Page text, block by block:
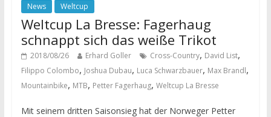
News Weltcup
Weltcup La Bresse: Fagerhaug
schnappt sich das weiße Trikot
2018/08/26 Erhard Goller Cross-Country, David List,
Filippo Colombo, Joshua Dubau, Luca Schwarzbauer, Max Brandl,
Mountainbike, MTB, Petter Fagerhaug, Weltcup La Bresse
Mit seinem dritten Saisonsieg hat der Norweger Petter